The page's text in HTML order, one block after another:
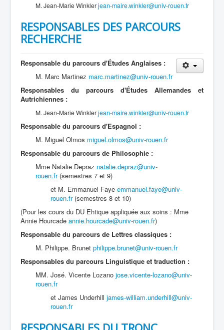
M. Jean-Marie Winklerjean-maire.winkler@univ-rouen.fr
RESPONSABLES DES PARCOURS
RECHERCHE
Responsable du parcours d'Études Anglaises :
M. Marc Martinez marc.martinez@univ-rouen.fr
Responsables du parcours d'Études Allemandes et
Autrichiennes :
M. Jean-Marie Winklerjean-maire.winkler@univ-rouen.fr
Responsable du parcours d'Espagnol :
M. Miguel Olmos miguel.olmos@univ-rouen.fr
Responsable du parcours de Philosophie :
Mme Natalie Depraz natalie.depraz@univ-
rouen.fr (semestres 7 et 9)
et M. Emmanuel Faye emmanuel.faye@univ-
rouen.fr (semestres 8 et 10)
(Pour les cours du DU Ehtique appliquée aux soins : Mme
Annie Hourcade annie.hourcade@univ-rouen.fr)
Responsable du parcours de Lettres classiques :
M. Philippe. Brunet philippe.brunet@univ-rouen.fr
Responsables du parcours Linguistique et traduction :
MM. José. Vicente Lozano jose.vicente-lozano@univ-
rouen.fr
et James Underhill james-william.underhill@univ-
rouen.fr